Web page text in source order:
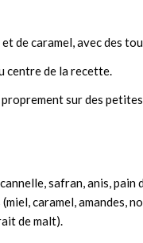
de caramel, avec des
centre de la recette.
sur des
safran, anis, pain
caramel, amandes,
de malt).